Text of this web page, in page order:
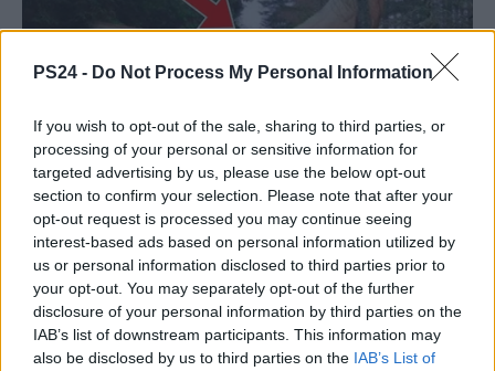
PS24 - Do Not Process My Personal Information
If you wish to opt-out of the sale, sharing to third parties, or
processing of your personal or sensitive information for
targeted advertising by us, please use the below opt-out
section to confirm your selection. Please note that after your
opt-out request is processed you may continue seeing
interest-based ads based on personal information utilized by
us or personal information disclosed to third parties prior to
your opt-out. You may separately opt-out of the further
disclosure of your personal information by third parties on the
IAB’s list of downstream participants. This information may
also be disclosed by us to third parties on the IAB’s List of